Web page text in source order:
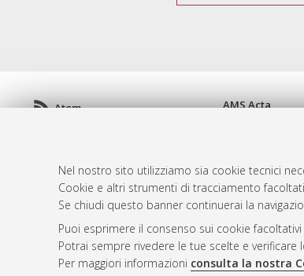
Nel nostro sito utilizziamo sia cookie tecnici
Cookie e altri strumenti di tracciamento
Se chiudi questo banner continuerai la
Puoi esprimere il consenso sui cookie
Potrai sempre rivedere le tue scelte e
Per maggiori informazioni consulta la nostra
Atom
AMS Acta
Servizio
Impostazioni
Informativa
Condizioni
Mission e